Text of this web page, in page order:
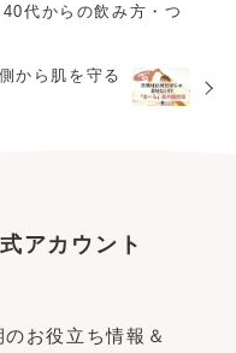
代からの飲み方・つ
から肌を守る
アカウント
お役立ち情報＆